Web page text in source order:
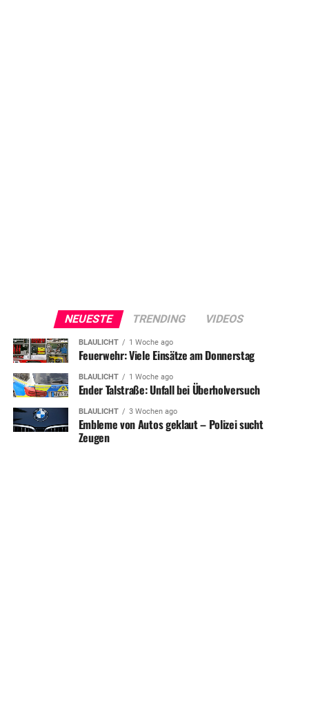
NEUESTE TRENDING VIDEOS
BLAULICHT 1 Woche ago
Feuerwehr: Viele Einsätze am Donnerstag
BLAULICHT 1 Woche ago
Ender Talstraße: Unfall bei Überholversuch
BLAULICHT 3 Wochen ago
Embleme von Autos geklaut – Polizei sucht
Zeugen